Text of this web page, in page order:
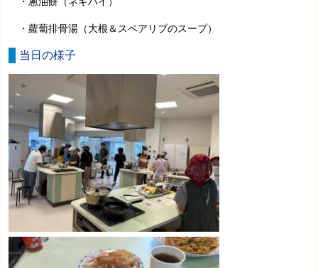
・蘿蔔排骨湯（大根＆スペアリブのスープ）
当日の様子